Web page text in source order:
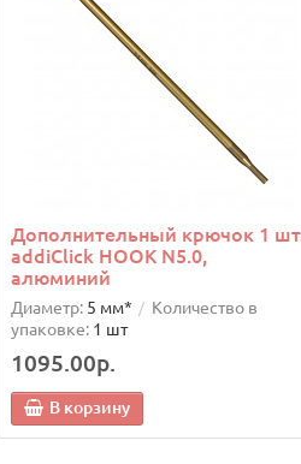
Дополнительный крючок 1
addiClick HOOK N5.0,
алюминий
Диаметр: 5 мм*
Количество в
упаковке: 1 шт
1095.00р.
В корзину